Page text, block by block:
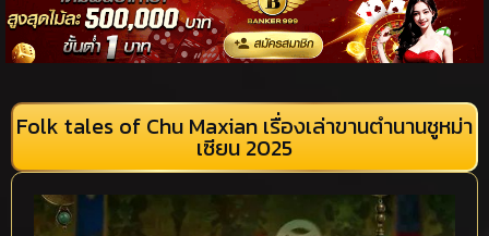
Folk tales of Chu Maxian เรื่องเล่าขานตำนานชูหม่า
เซียน 2025